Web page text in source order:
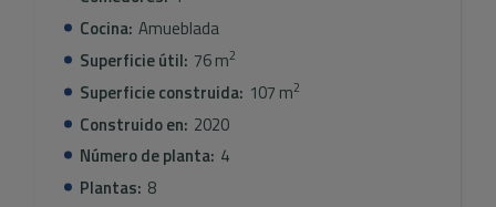
Cocina: Amueblada
Superficie útil: 76 m2
Superficie construida: 107 m2
Construido en: 2020
Número de planta: 4
Plantas: 8